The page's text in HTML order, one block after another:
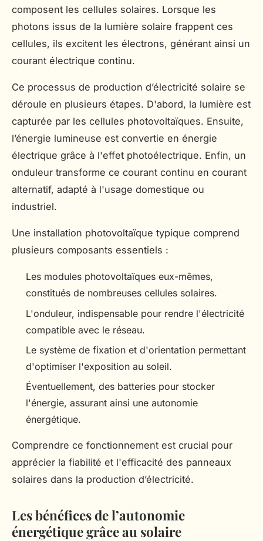
composent les cellules solaires. Lorsque les
photons issus de la lumière solaire frappent ces
cellules, ils excitent les électrons, générant ainsi un
courant électrique continu.
Ce processus de production d’électricité solaire se
déroule en plusieurs étapes. D'abord, la lumière est
capturée par les cellules photovoltaïques. Ensuite,
l’énergie lumineuse est convertie en énergie
électrique grâce à l'effet photoélectrique. Enfin, un
onduleur transforme ce courant continu en courant
alternatif, adapté à l'usage domestique ou
industriel.
Une installation photovoltaïque typique comprend
plusieurs composants essentiels :
Les modules photovoltaïques eux-mêmes,
constitués de nombreuses cellules solaires.
L'onduleur, indispensable pour rendre l'électricité
compatible avec le réseau.
Le système de fixation et d'orientation permettant
d'optimiser l'exposition au soleil.
Éventuellement, des batteries pour stocker
l'énergie, assurant ainsi une autonomie
énergétique.
Comprendre ce fonctionnement est crucial pour
apprécier la fiabilité et l'efficacité des panneaux
solaires dans la production d’électricité.
Les bénéfices de l’autonomie
énergétique grâce au solaire